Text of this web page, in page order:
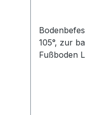
105°, zur
Fußboden Lieferung: Inkl.